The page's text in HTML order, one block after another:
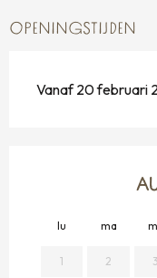
OPENINGSTIJDEN
Vanaf 20 februari
lu ma
1 2 3